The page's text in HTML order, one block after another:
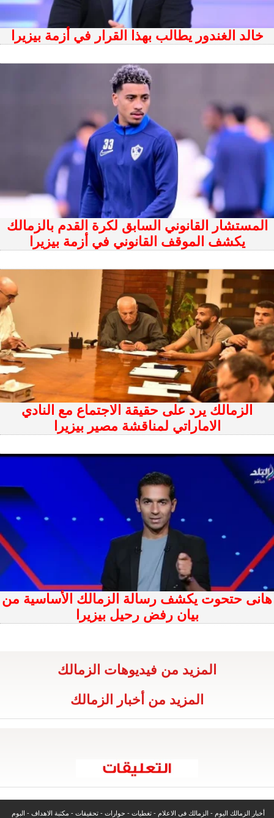
خالد الغندور يطالب بهذا القرار في أزمة بيزيرا
المستشار القانوني السابق لكرة القدم بالزمالك
يكشف الموقف القانوني في أزمة بيزيرا
الزمالك يرد على حقيقة الاجتماع مع النادي
الاماراتي لمناقشة مصير بيزيرا
هانى حتحوت يكشف رسالة الزمالك الأساسية من
بيان رفض رحيل بيزيرا
المزيد من فيديوهات الزمالك
المزيد من أخبار الزمالك
أخبار الزمالك اليوم - الزمالك فى الاعلام - تغطيات - حوارات - تحقيقات - مكتبة الاهداف - البوم